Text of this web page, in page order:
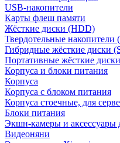
USB-накопители
Карты флеш памяти
Жёсткие диски (HDD)
Твердотельные накопители
Гибридные жёсткие диски
Портативные жёсткие диски
Корпуса и блоки питания
Корпуса
Корпуса с блоком питания
Корпуса стоечные, для
Блоки питания
Экшн-камеры и аксессуары
Видеоняни